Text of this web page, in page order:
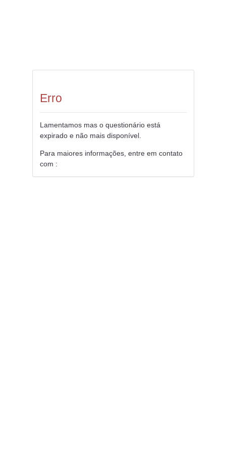
Erro
Lamentamos mas o questionário está
expirado e não mais disponível.
Para maiores informações, entre em contato
com :